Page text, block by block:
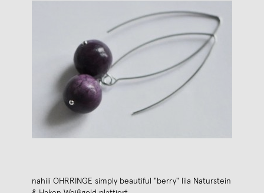
nahili OHRRINGE simply beautiful "berry" lila Naturstein